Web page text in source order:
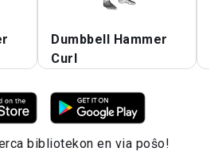
Dumbbell Hammer
Curl
bibliotekon en via poŝo!